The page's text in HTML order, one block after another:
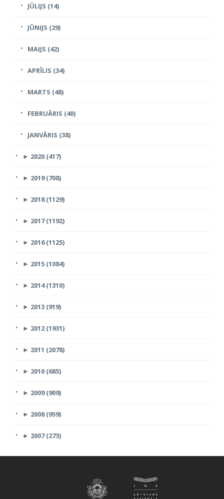
JŪLIJS (14)
JŪNIJS (29)
MAIJS (42)
APRĪLIS (34)
MARTS (48)
FEBRUĀRIS (40)
JANVĀRIS (38)
► 2020 (417)
► 2019 (708)
► 2018 (1129)
► 2017 (1192)
► 2016 (1125)
► 2015 (1084)
► 2014 (1310)
► 2013 (919)
► 2012 (1931)
► 2011 (2078)
► 2010 (685)
► 2009 (909)
► 2008 (959)
► 2007 (273)